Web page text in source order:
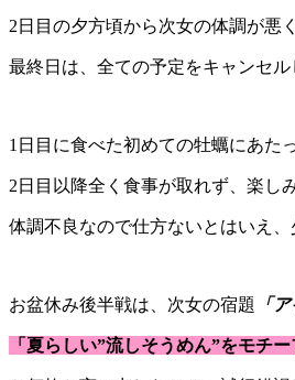
2日目の夕方頃から次女の体調が悪
最終日は、全ての予定をキャンセ
1日目に食べた初めての牡蠣にあた
2日目以降全く食事が取れず、楽し
体調不良なので仕方ないとはいえ、
お盆休み後半戦は、次女の宿題 「
「夏らしい”流しそうめん”をモチ